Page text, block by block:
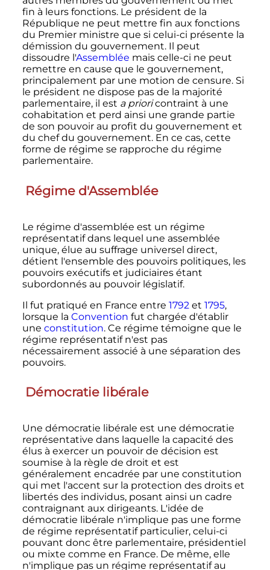
fin à leurs fonctions. Le président de la
République ne peut mettre fin aux fonctions
du Premier ministre que si celui-ci présente la
démission du gouvernement. Il peut
dissoudre l'Assemblée mais celle-ci ne peut
remettre en cause que le gouvernement,
principalement par une motion de censure. Si
le président ne dispose pas de la majorité
parlementaire, il est a prioricontraint à une
cohabitation et perd ainsi une grande partie
de son pouvoir au profit du gouvernement et
du chef du gouvernement. En ce cas, cette
forme de régime se rapproche du régime
parlementaire.
Régime d'Assemblée
Le régime d'assemblée est un régime
représentatif dans lequel une assemblée
unique, élue au suffrage universel direct,
détient l'ensemble des pouvoirs politiques, les
pouvoirs exécutifs et judiciaires étant
subordonnés au pouvoir législatif.
Il fut pratiqué en France entre 1792 et 1795,
lorsque la Convention fut chargée d'établir
une constitution. Ce régime témoigne que le
régime représentatif n'est pas
nécessairement associé à une séparation des
pouvoirs.
Démocratie libérale
Une démocratie libérale est une démocratie
représentative dans laquelle la capacité des
élus à exercer un pouvoir de décision est
soumise à la règle de droit et est
généralement encadrée par une constitution
qui met l'accent sur la protection des droits et
libertés des individus, posant ainsi un cadre
contraignant aux dirigeants. L'idée de
démocratie libérale n'implique pas une forme
de régime représentatif particulier, celui-ci
pouvant donc être parlementaire, présidentiel
ou mixte comme en France. De même, elle
n'implique pas un régime représentatif au